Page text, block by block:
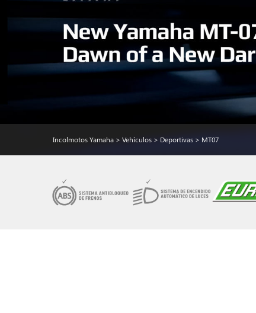
Incolmotos Yamaha> Vehículos> Deportivas> MT07